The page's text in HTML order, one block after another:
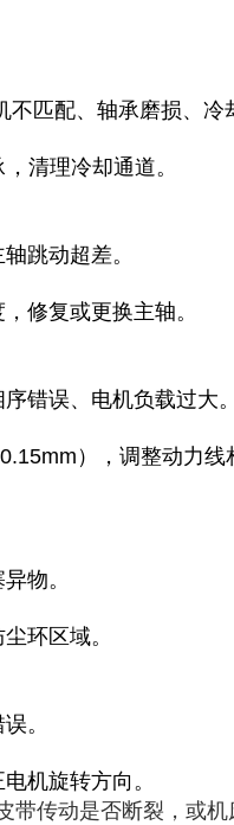
不匹配、轴承磨损、冷
，清理冷却通道。 ‌
跳动超差。
修复或更换主轴。
错误、电机负载过大。
），调整动力线
物。
环区域。
。
机旋转方向。
带传动是否断裂，或机